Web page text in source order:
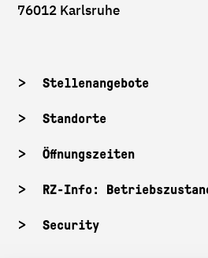
76012 Karlsruhe
Stellenangebote
Standorte
Öffnungszeiten
RZ-Info:
Security